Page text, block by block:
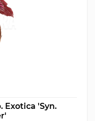
Exotica 'Syn.